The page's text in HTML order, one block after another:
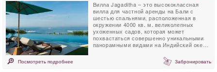
Вилла Jagaditha – это высококлассная
вилла для частной аренды на Бали с
шестью спальнями, расположенная в
окружении 4000 кв. м. великолепных
ухоженных садов, которая может
похвастаться совершенно уникальными
панорамными видами на Индийский океан.
Посмотреть подробнее Забронировать